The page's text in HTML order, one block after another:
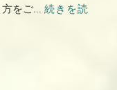
をご... 続きを読